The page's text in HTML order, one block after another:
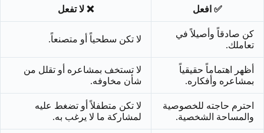
✅ افعل ❌ لا تفعل
كن صادقاً وأصيلاً في
تعاملك.
لا تكن سطحياً أو متصنعاً.
أظهر اهتماماً حقيقياً
بمشاعره وأفكاره.
لا تستخف بمشاعره أو تقلل من
شأن مخاوفه.
احترم حاجته للخصوصية
والمساحة الشخصية.
لا تكن متطفلاً أو تضغط عليه
لمشاركة ما لا يرغب به.